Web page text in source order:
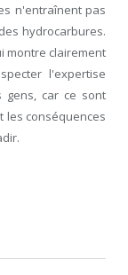
n'entraînent pas
hydrocarbures.
montre clairement
l'expertise
gens, car ce sont
les conséquences